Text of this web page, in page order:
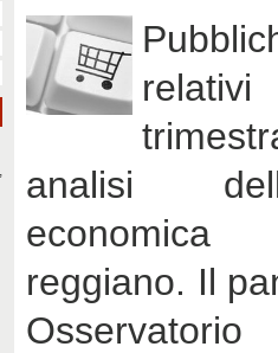
analisi
reggiano. Il